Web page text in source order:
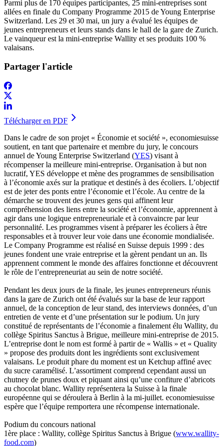
​Parmi plus de 170 équipes participantes, 25 mini-entreprises sont
allées en finale du Company Programme 2015 de Young Enterprise
Switzerland. Les 29 et 30 mai, un jury a évalué les équipes de
jeunes entrepreneurs et leurs stands dans le hall de la gare de Zurich.
Le vainqueur est la mini-entreprise Wallity et ses produits 100 %
valaisans.
Partager l'article
Télécharger en PDF
​Dans le cadre de son projet « Économie et société », economiesuisse
soutient, en tant que partenaire et membre du jury, le concours
annuel de Young Enterprise Switzerland (YES) visant à
récompenser la meilleure mini-entreprise. Organisation à but non
lucratif, YES développe et mène des programmes de sensibilisation
à l’économie axés sur la pratique et destinés à des écoliers. L’objectif
est de jeter des ponts entre l’économie et l’école. Au centre de la
démarche se trouvent des jeunes gens qui affinent leur
compréhension des liens entre la société et l’économie, apprennent à
agir dans une logique entrepreneuriale et à convaincre par leur
personnalité. Les programmes visent à préparer les écoliers à être
responsables et à trouver leur voie dans une économie mondialisée.
Le Company Programme est réalisé en Suisse depuis 1999 : des
jeunes fondent une vraie entreprise et la gèrent pendant un an. Ils
apprennent comment le monde des affaires fonctionne et découvrent
le rôle de l’entrepreneuriat au sein de notre société.
Pendant les deux jours de la finale, les jeunes entrepreneurs réunis
dans la gare de Zurich ont été évalués sur la base de leur rapport
annuel, de la conception de leur stand, des interviews données, d’un
entretien de vente et d’une présentation sur le podium. Un jury
constitué de représentants de l’économie a finalement élu Wallity, du
collège Spiritus Sanctus à Brigue, meilleure mini-entreprise de 2015.
L’entreprise dont le nom est formé à partir de « Wallis » et « Quality
» propose des produits dont les ingrédients sont exclusivement
valaisans. Le produit phare du moment est un Ketchup affiné avec
du sucre caramélisé. L’assortiment comprend cependant aussi un
chutney de prunes doux et piquant ainsi qu’une confiture d’abricots
au chocolat blanc. Wallity représentera la Suisse à la finale
européenne qui se déroulera à Berlin à la mi-juillet. economiesuisse
espère que l’équipe remportera une récompense internationale.
Podium du concours national
1ère place : Wallity, collège Spiritus Sanctus à Brigue (www.wallity-
food.com)